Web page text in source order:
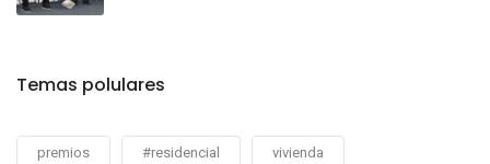
Temas polulares
premios #residencial vivienda